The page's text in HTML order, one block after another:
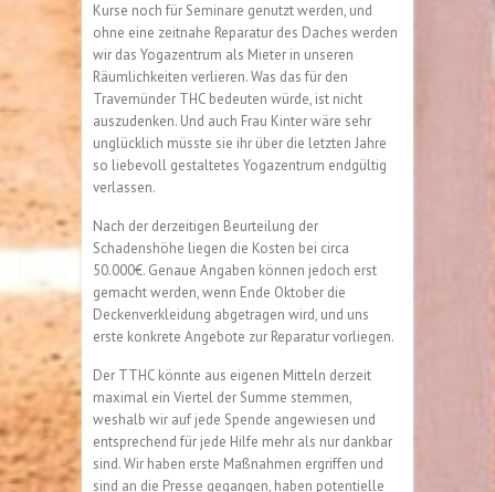
Kurse noch für Seminare genutzt werden, und
ohne eine zeitnahe Reparatur des Daches werden
wir das Yogazentrum als Mieter in unseren
Räumlichkeiten verlieren. Was das für den
Travemünder THC bedeuten würde, ist nicht
auszudenken. Und auch Frau Kinter wäre sehr
unglücklich müsste sie ihr über die letzten Jahre
so liebevoll gestaltetes Yogazentrum endgültig
verlassen.
Nach der derzeitigen Beurteilung der
Schadenshöhe liegen die Kosten bei circa
50.000€. Genaue Angaben können jedoch erst
gemacht werden, wenn Ende Oktober die
Deckenverkleidung abgetragen wird, und uns
erste konkrete Angebote zur Reparatur vorliegen.
Der TTHC könnte aus eigenen Mitteln derzeit
maximal ein Viertel der Summe stemmen,
weshalb wir auf jede Spende angewiesen und
entsprechend für jede Hilfe mehr als nur dankbar
sind. Wir haben erste Maßnahmen ergriffen und
sind an die Presse gegangen, haben potentielle